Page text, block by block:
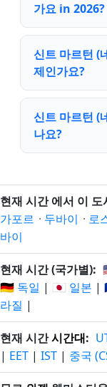
가요 in 2026?
신트 마르턴 (
제인가요?
신트 마르턴 (
나요?
현재 시간 에서 이 도
가포르 · 두바이 · 로
바이
현재 시간 (국가별):
🇩🇪 독일 | 🇯🇵 일본 |
라질 |
현재 시간시간대:
| EET | IST | 중국